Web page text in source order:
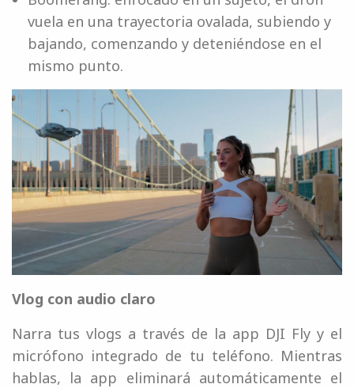
vuela en una trayectoria ovalada, subiendo y
bajando, comenzando y deteniéndose en el
mismo punto.
Vlog con audio claro
Narra tus vlogs a través de la app DJI Fly y el
micrófono integrado de tu teléfono. Mientras
hablas, la app eliminará automáticamente el